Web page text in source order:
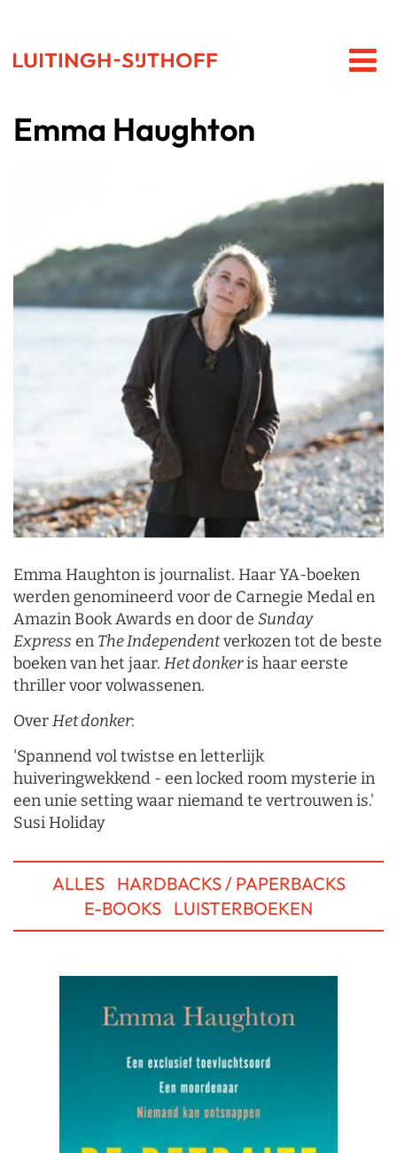
Emma Haughton
Emma Haughton is journalist. Haar YA-boeken
werden genomineerd voor de Carnegie Medal en
Amazin Book Awards en door de Sunday
Express en The Independentverkozen tot de beste
boeken van het jaar. Het donkeris haar eerste
thriller voor volwassenen.
OverHet donker:
'Spannend vol twistse en letterlijk
huiveringwekkend - een locked room mysterie in
een unie setting waar niemand te vertrouwen is.'
Susi Holiday
ALLES
HARDBACKS / PAPERBACKS
E-BOOKS LUISTERBOEKEN